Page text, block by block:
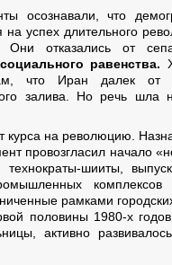
осознавали, что
успех длительного
Они отказались от
равенства.
что Иран далек от
залива. Но речь шла
курса на революцию.
провозгласил начало
шииты,
рамками
половины 1980-х
активно